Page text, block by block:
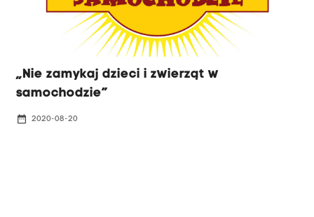
„Nie zamykaj dzieci i zwierząt w
samochodzie”
date_range 2020-08-20